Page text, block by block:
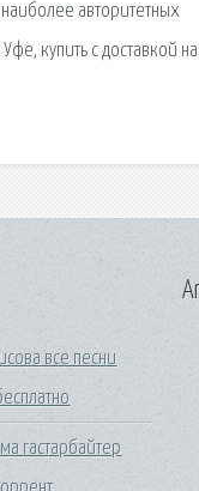
авторитетных
купить с доставкой
все песни
гастарбайтер